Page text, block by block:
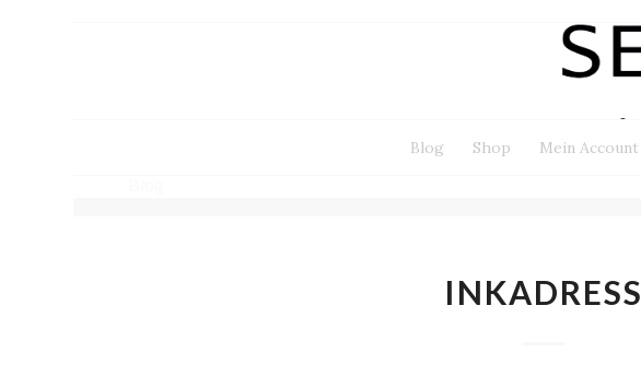
Blog Shop Mein Account
INKADRESS